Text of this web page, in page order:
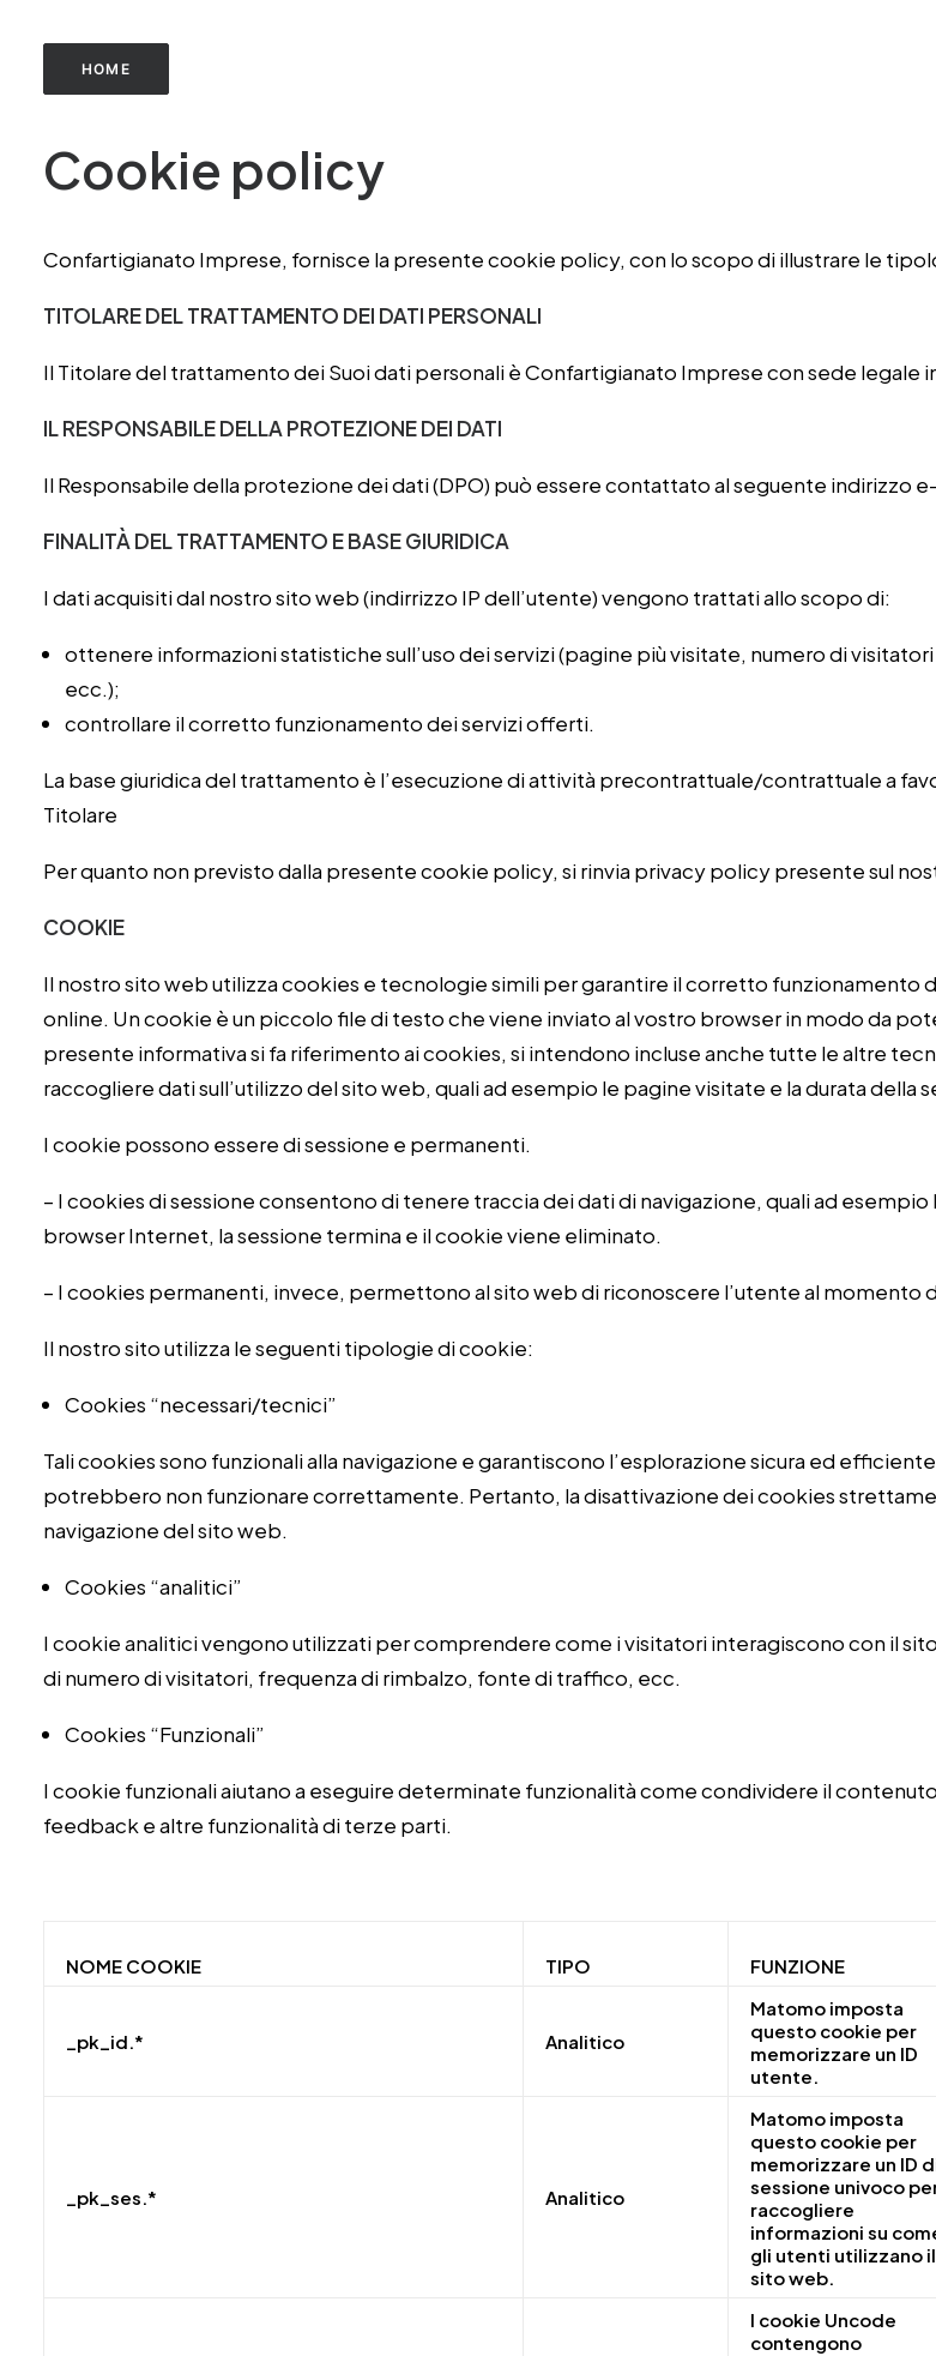
HOME
Cookie policy
Confartigianato Imprese, fornisce la presente cookie policy, con lo scopo di illustrare le
TITOLARE DEL TRATTAMENTO DEI DATI PERSONALI
Il Titolare del trattamento dei Suoi dati personali è Confartigianato Imprese con sede legale in
IL RESPONSABILE DELLA PROTEZIONE DEI DATI
Il Responsabile della protezione dei dati (DPO) può essere contattato al seguente indirizzo
FINALITÀ DEL TRATTAMENTO E BASE GIURIDICA
I dati acquisiti dal nostro sito web (indirrizzo IP dell’utente) vengono trattati allo scopo di:
ottenere informazioni statistiche sull’uso dei servizi (pagine più visitate, numero di
ecc.);
controllare il corretto funzionamento dei servizi offerti.
La base giuridica del trattamento è l’esecuzione di attività precontrattuale/contrattuale a
Titolare
Per quanto non previsto dalla presente cookie policy, si rinvia privacy policy presente sul
COOKIE
Il nostro sito web utilizza cookies e tecnologie simili per garantire il corretto funzionamento
online. Un cookie è un piccolo file di testo che viene inviato al vostro browser in modo da
presente informativa si fa riferimento ai cookies, si intendono incluse anche tutte le altre
raccogliere dati sull’utilizzo del sito web, quali ad esempio le pagine visitate e la durata della
I cookie possono essere di sessione e permanenti.
– I cookies di sessione consentono di tenere traccia dei dati di navigazione, quali ad
browser Internet, la sessione termina e il cookie viene eliminato.
– I cookies permanenti, invece, permettono al sito web di riconoscere l’utente al momento
Il nostro sito utilizza le seguenti tipologie di cookie:
Cookies “necessari/tecnici”
Tali cookies sono funzionali alla navigazione e garantiscono l’esplorazione sicura ed
potrebbero non funzionare correttamente. Pertanto, la disattivazione dei cookies
navigazione del sito web.
Cookies “analitici”
I cookie analitici vengono utilizzati per comprendere come i visitatori interagiscono con il
di numero di visitatori, frequenza di rimbalzo, fonte di traffico, ecc.
Cookies “Funzionali”
I cookie funzionali aiutano a eseguire determinate funzionalità come condividere il
feedback e altre funzionalità di terze parti.
NOME COOKIE TIPO FUNZIONE
_pk_id.* Analitico
Matomo imposta
questo cookie per
memorizzare un ID
utente.
_pk_ses.* Analitico
Matomo imposta
questo cookie per
memorizzare un ID
sessione univoco
raccogliere
informazioni su
gli utenti utilizzano il
sito web.
I cookie Uncode
contengono